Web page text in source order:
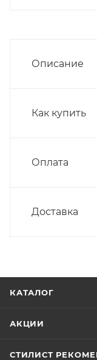
Описание
Как купить
Оплата
Доставка
КАТАЛОГ
АКЦИИ
СТИЛИСТ